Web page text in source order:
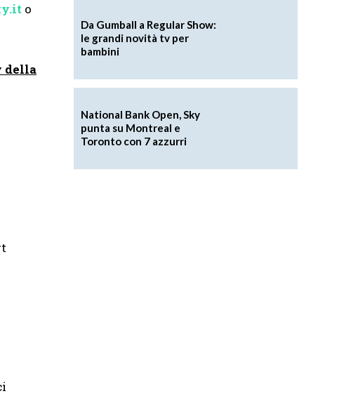
o
della
Da Gumball a Regular Show:
le grandi novità tv per
bambini
National Bank Open, Sky
punta su Montreal e
Toronto con 7 azzurri